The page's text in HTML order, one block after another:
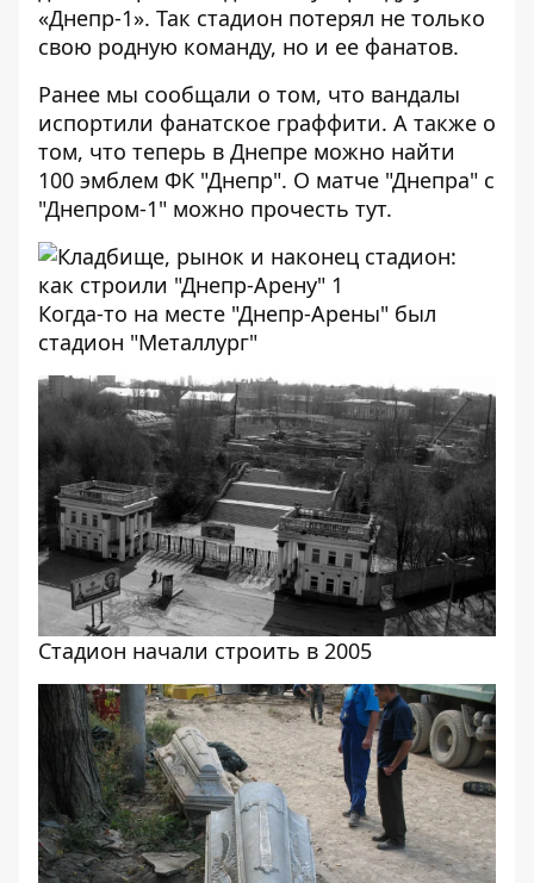
«Днепр-1». Так стадион потерял не только
свою родную команду, но и ее фанатов.
Ранее мы сообщали о том, что вандалы
испортили фанатское граффити. А также о
том, что теперь в Днепре можно найти
100 эмблем ФК "Днепр". О матче "Днепра" с
"Днепром-1" можно прочесть тут.
Когда-то на месте "Днепр-Арены" был
стадион "Металлург"
Стадион начали строить в 2005